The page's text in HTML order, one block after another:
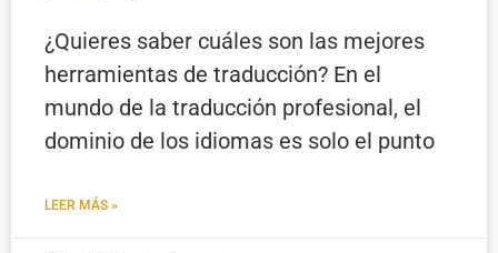
¿Quieres saber cuáles son las mejores
herramientas de traducción? En el
mundo de la traducción profesional, el
dominio de los idiomas es solo el punto
LEER MÁS »